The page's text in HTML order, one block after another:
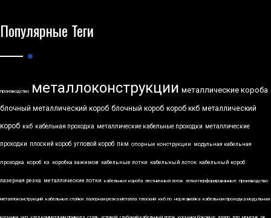
Популярные Теги
производство металлоконструкции металлические короба
блочный металлический короб блочный короб короб ккб металлический
короб ккб кабельная проходка металлические кабельные проходки металлические
проходки плоский короб угловой короб пкм опорные конструкции модульная кабельная
проходка короб кз коробка зажимов кабельные лотки кабельный лоток кабельный короб
лазерная резка металлические лотки кабельные короба лестничный лоток лотки перфорированные производство
металлоконструкций кабельные стойки лазерная резка металла плоский ккб по нержавейка кабельная проходка модульная
косынки укп узел коммутации привода сталь угловой глубокий кабельный лоток косынки боковые лазер лэп монтаж пк